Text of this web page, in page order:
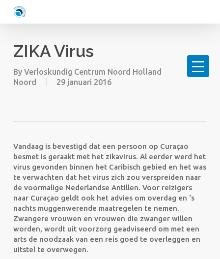
main
ZIKA Virus
By Verloskundig Centrum Noord Holland
Noord
29 januari 2016
Vandaag is bevestigd dat een persoon op Curaçao
besmet is geraakt met het zikavirus. Al eerder werd het
virus gevonden binnen het Caribisch gebied en het was
te verwachten dat het virus zich zou verspreiden naar
de voormalige Nederlandse Antillen. Voor reizigers
naar Curaçao geldt ook het advies om overdag en ‘s
nachts muggenwerende maatregelen te nemen.
Zwangere vrouwen en vrouwen die zwanger willen
worden, wordt uit voorzorg geadviseerd om met een
arts de noodzaak van een reis goed te overleggen en
uitstel te overwegen.